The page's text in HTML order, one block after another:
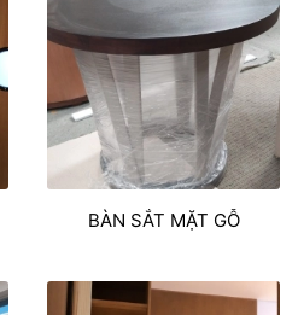
BÀN SẮT MẶT GỖ